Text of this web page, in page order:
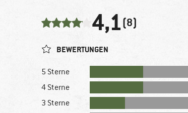
4,1(8)
BEWERTUNGEN
5 Sterne
4 Sterne
3 Sterne